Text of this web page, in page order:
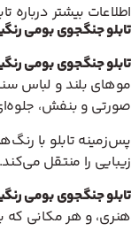
اطلاعات بیشتر
تابلو جنگجوی بومی
تابلو جنگجوی بومی
موهای بلند و لباس
صورتی و بنفش،
پس‌زمینه تابلو با
زیبایی را منتقل
تابلو جنگجوی بومی
هنری، و هر مکانی